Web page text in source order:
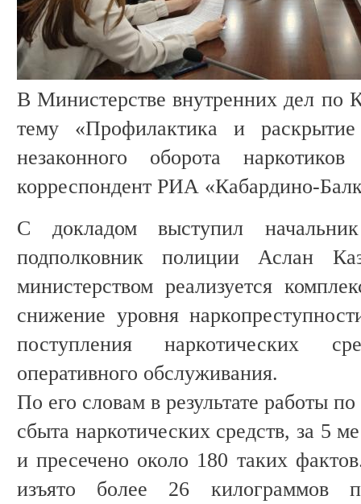
В Министерстве внутренних дел по
тему «Профилактика и
незаконного оборота
корреспондент РИА «Кабардино-
С докладом выступил
подполковник полиции Аслан
министерством реализуется
снижение уровня
поступления наркотических
оперативного обслуживания.
По его словам в результате работы
сбыта наркотических средств, за 5
и пресечено около 180 таких
изъято более 26 килограммов